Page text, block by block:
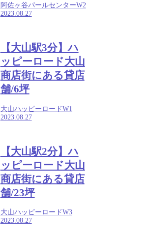
阿佐ヶ谷パールセンターW2
2023.08.27
【大山駅3分】ハ
ッピーロード大山
商店街にある貸店
舗/6坪
大山ハッピーロードW1
2023.08.27
【大山駅2分】ハ
ッピーロード大山
商店街にある貸店
舗/23坪
大山ハッピーロードW3
2023.08.27